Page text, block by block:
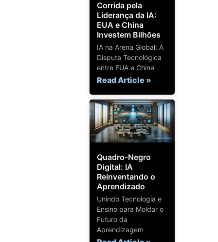
Corrida pela
Liderança da IA:
EUA e China
Investem Bilhões
IA na Arena Global: A
Disputa Tecnológica
entre EUA e China
Read Article »
Quadro-Negro
Digital: IA
Reinventando o
Aprendizado
Unindo Tecnologia e
Ensino para Moldar o
Futuro da
Aprendizagem